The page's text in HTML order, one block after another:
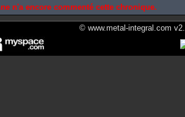
n'a encore commenté cette chronique.
© www.metal-integral.com